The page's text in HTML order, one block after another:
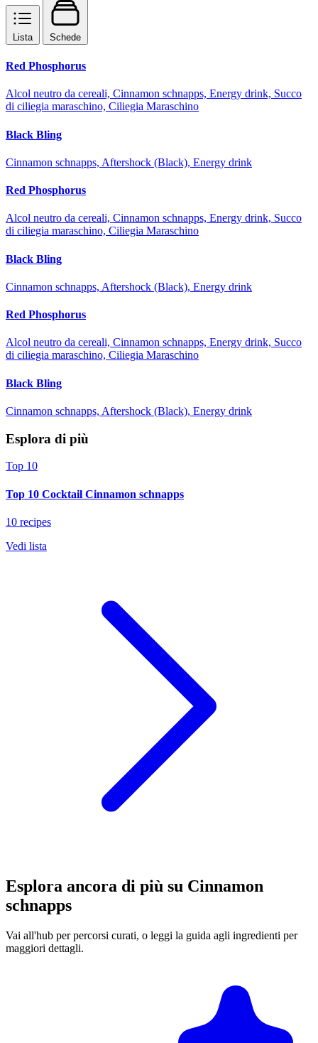
Lista Schede
Red Phosphorus
Alcol neutro da cereali, Cinnamon schnapps, Energy drink, Succo
di ciliegia maraschino, Ciliegia Maraschino
Black Bling
Cinnamon schnapps, Aftershock (Black), Energy drink
Red Phosphorus
Alcol neutro da cereali, Cinnamon schnapps, Energy drink, Succo
di ciliegia maraschino, Ciliegia Maraschino
Black Bling
Cinnamon schnapps, Aftershock (Black), Energy drink
Red Phosphorus
Alcol neutro da cereali, Cinnamon schnapps, Energy drink, Succo
di ciliegia maraschino, Ciliegia Maraschino
Black Bling
Cinnamon schnapps, Aftershock (Black), Energy drink
Esplora di più
Top 10
Top 10 Cocktail Cinnamon schnapps
10 recipes
Vedi lista
Esplora ancora di più su Cinnamon
schnapps
Vai all'hub per percorsi curati, o leggi la guida agli ingredienti per
maggiori dettagli.